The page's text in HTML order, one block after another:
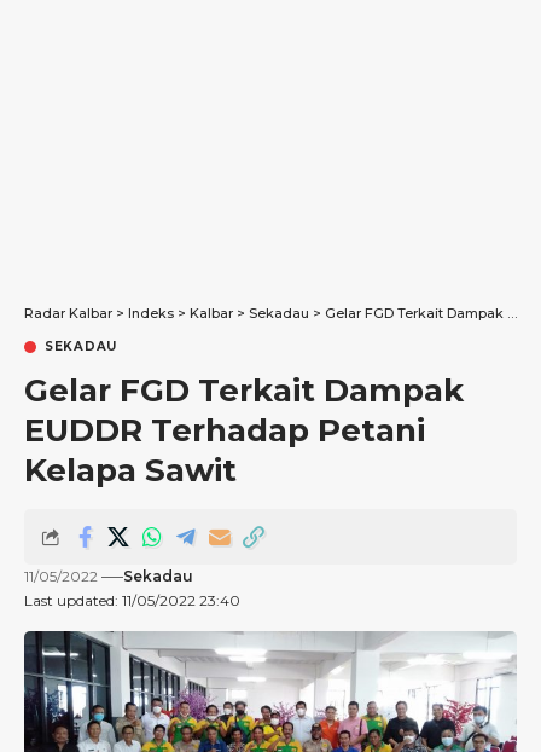
Radar Kalbar > Indeks > Kalbar > Sekadau > Gelar FGD Terkait Dampak EUDDR Terhadap Petani Kelapa Sawit
SEKADAU
Gelar FGD Terkait Dampak
EUDDR Terhadap Petani
Kelapa Sawit
Last updated: 11/05/2022 23:40
11/05/2022 Sekadau